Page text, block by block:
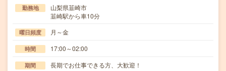
勤務地
山梨県韮崎市
韮崎駅から車10分
曜日頻度 月～金
時間 17:00～02:00
期間 長期でお仕事できる方、大歓迎！